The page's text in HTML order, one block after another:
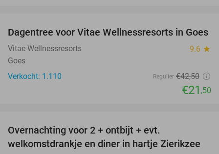
49%
Dagentree voor Vitae Wellnessresorts in Goes
Vitae Wellnessresorts 9.6 star
Goes
Verkocht: 1.110
Regulier €42,50
€21 ,50
Overnachting voor 2 + ontbijt + evt.
welkomstdrankje en diner in hartje Zierikzee